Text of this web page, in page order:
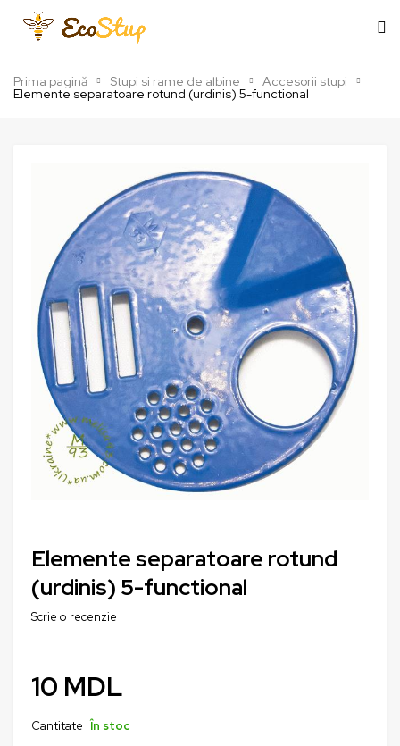
Prima pagină Stupi si rame de albine Accesorii stupi
Elemente separatoare rotund (urdinis) 5-functional
Elemente separatoare rotund
(urdinis) 5-functional
Scrie o recenzie
10 MDL
Cantitate În stoc